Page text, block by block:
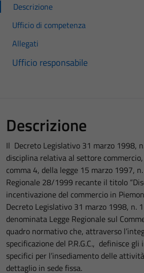
Descrizione
Ufficio di competenza
Allegati
Ufficio responsabile
Descrizione
Il Decreto Legislativo 31 marzo 1998,
disciplina relativa al settore
comma 4, della legge 15 marzo 1997,
Regionale 28/1999 recante il titolo
incentivazione del commercio in
Decreto Legislativo 31 marzo 1998, n.
denominata Legge Regionale sul
quadro normativo che, attraverso
specificazione del P.R.G.C., definisce
specifici per l’insediamento delle
dettaglio in sede fissa.